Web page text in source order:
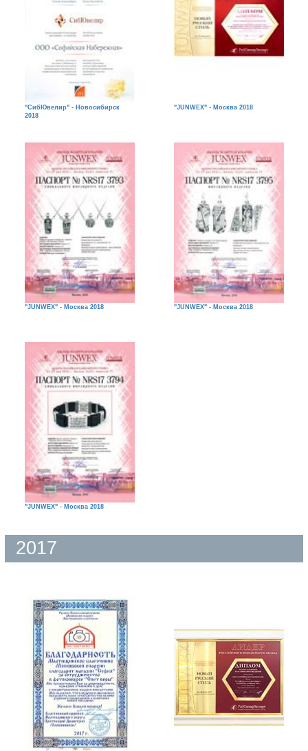
"СибЮвелир" - Новосибирск
2018
"JUNWEX" - Москва 2018
"JUNWEX" - Москва 2018 "JUNWEX" - Москва 2018
"JUNWEX" - Москва 2018
2017